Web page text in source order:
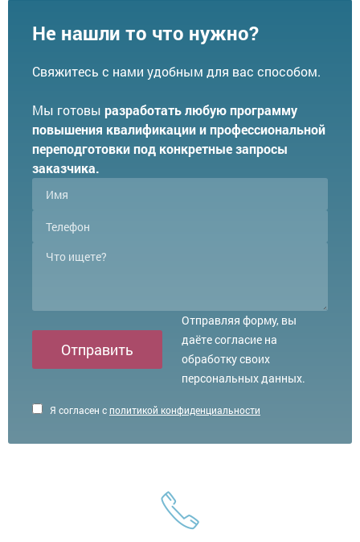
Не нашли то что нужно?
Свяжитесь с нами удобным для вас способом.
Мы готовы разработать любую программу
повышения квалификации и профессиональной
переподготовки под конкретные запросы
заказчика.
Я согласен сполитикой конфиденциальности
Отправить
Отправляя форму, вы
даёте согласие на
обработку своих
персональных данных.